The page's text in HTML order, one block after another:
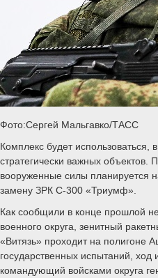
Фото:Сергей Мальгавко/ТАСС
Комплекс будет
стратегически важных объектов.
вооруженные силы планируется
замену ЗРК С-300 «Триумф».
Как сообщили в конце прошлой
военного округа, зенитный
«Витязь» проходит на полигоне
государственных испытаний, ход
командующий войсками округа